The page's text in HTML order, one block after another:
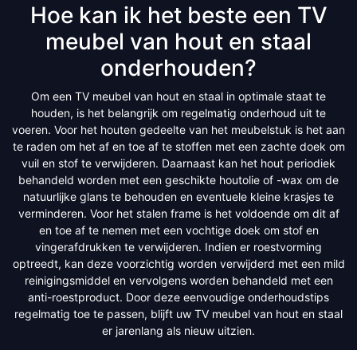
Hoe kan ik het beste een TV
meubel van hout en staal
onderhouden?
Om een TV meubel van hout en staal in optimale staat te
houden, is het belangrijk om regelmatig onderhoud uit te
voeren. Voor het houten gedeelte van het meubelstuk is het aan
te raden om het af en toe af te stoffen met een zachte doek om
vuil en stof te verwijderen. Daarnaast kan het hout periodiek
behandeld worden met een geschikte houtolie of -wax om de
natuurlijke glans te behouden en eventuele kleine krasjes te
verminderen. Voor het stalen frame is het voldoende om dit af
en toe af te nemen met een vochtige doek om stof en
vingerafdrukken te verwijderen. Indien er roestvorming
optreedt, kan deze voorzichtig worden verwijderd met een mild
reinigingsmiddel en vervolgens worden behandeld met een
anti-roestproduct. Door deze eenvoudige onderhoudstips
regelmatig toe te passen, blijft uw TV meubel van hout en staal
er jarenlang als nieuw uitzien.